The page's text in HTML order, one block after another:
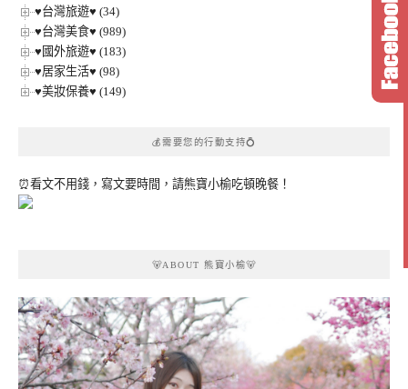
♥台灣旅遊♥ (34)
♥台灣美食♥ (989)
♥國外旅遊♥ (183)
♥居家生活♥ (98)
♥美妝保養♥ (149)
💰需要您的行動支持💍
⏰看文不用錢，寫文要時間，請熊寶小榆吃頓晚餐！
🐻ABOUT 熊寶小榆🐻